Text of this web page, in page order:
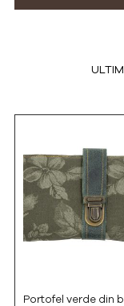
Portofel verde din